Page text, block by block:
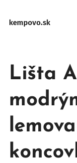
kempovo.sk
Lišta